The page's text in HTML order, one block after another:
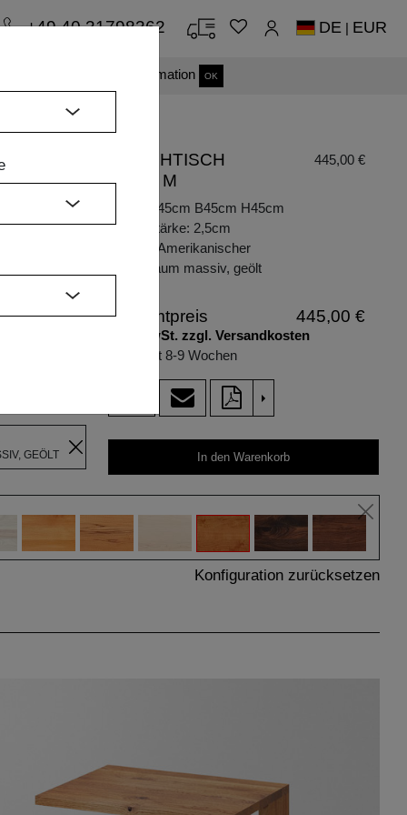
Mehr Information OK
+49 40 31798362 DE | EUR
GEÖLT
COUCHTISCH
MENA M
445,00 €
Maße: L45cm B45cm H45cm
Plattenstärke: 2,5cm
Holzart: Amerikanischer
Kirschbaum massiv, geölt
Gesamtpreis 445,00 €
inkl. MwSt. zzgl. Versandkosten
Lieferzeit 8-9 Wochen
>
In den Warenkorb
Konfiguration zurücksetzen